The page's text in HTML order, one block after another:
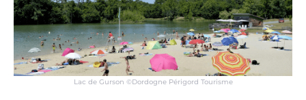
Lac de Gurson ©Dordogne Périgord Tourisme